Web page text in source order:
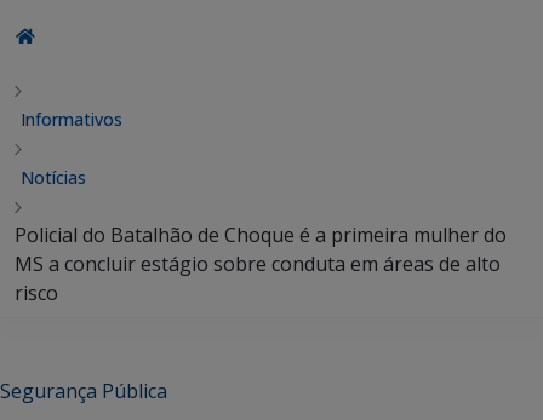
Informativos
Notícias
Policial do Batalhão de Choque é a primeira mulher do
MS a concluir estágio sobre conduta em áreas de alto
risco
Segurança Pública